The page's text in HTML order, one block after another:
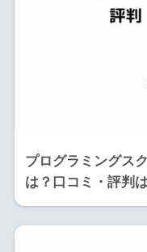
プログラミングス
は？口コミ・評判